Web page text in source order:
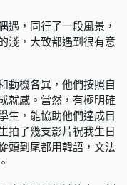
遇，同行了一段風景，
淺，大致都遇到很有意
動機各異，他們按照自
就感。當然，有極明確
，能協助他們達成目
拍了幾支影片祝我生日
頭到尾都用韓語，文法